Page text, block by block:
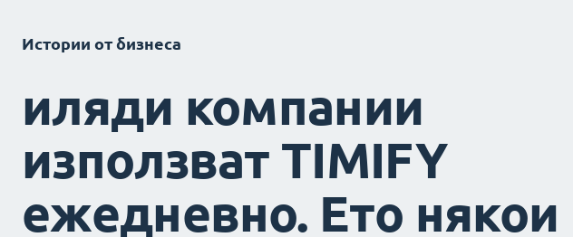
Истории от бизнеса
иляди компании
използват TIMIFY
ежедневно. Ето някои